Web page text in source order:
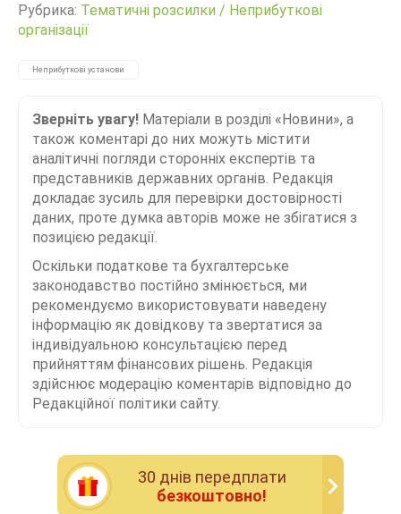
Рубрика: Тематичні розсилки / Неприбуткові
організації
Неприбуткові установи
Зверніть увагу! Матеріали в розділі «Новини», а
також коментарі до них можуть містити
аналітичні погляди сторонніх експертів та
представників державних органів. Редакція
докладає зусиль для перевірки достовірності
даних, проте думка авторів може не збігатися з
позицією редакції.
Оскільки податкове та бухгалтерське
законодавство постійно змінюється, ми
рекомендуємо використовувати наведену
інформацію як довідкову та звертатися за
індивідуальною консультацією перед
прийняттям фінансових рішень. Редакція
здійснює модерацію коментарів відповідно до
Редакційної політики сайту.
30 днiв передплати
безкоштовно!